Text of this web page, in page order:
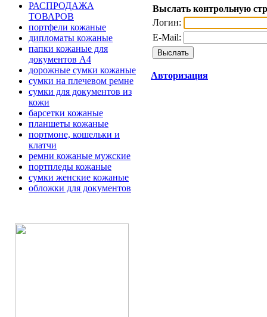
РАСПРОДАЖА
ТОВАРОВ
портфели кожаные
дипломаты кожаные
папки кожаные для
документов А4
дорожные сумки кожаные
сумки на плечевом ремне
сумки для документов из
кожи
барсетки кожаные
планшеты кожаные
портмоне, кошельки и
клатчи
ремни кожаные мужские
портпледы кожаные
сумки женские кожаные
обложки для документов
Выслать контрольную
Логин:
E-Mail:
Авторизация